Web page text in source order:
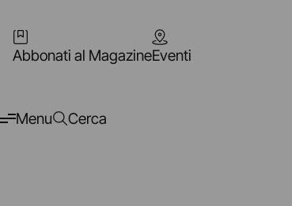
Abbonati al MagazineEventi
Menu Cerca